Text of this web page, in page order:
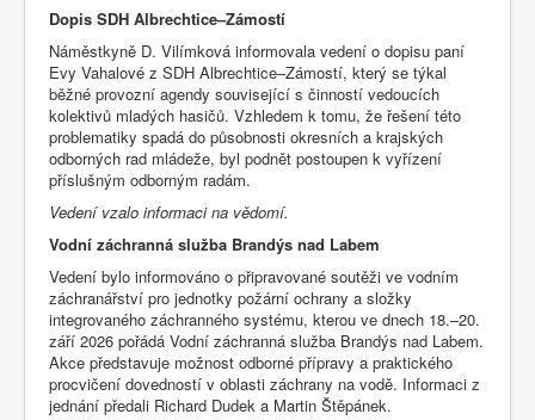
Dopis SDH Albrechtice–Zámostí
Náměstkyně D. Vilímková informovala vedení o dopisu paní
Evy Vahalové z SDH Albrechtice–Zámostí, který se týkal
běžné provozní agendy související s činností vedoucích
kolektivů mladých hasičů. Vzhledem k tomu, že řešení této
problematiky spadá do působnosti okresních a krajských
odborných rad mládeže, byl podnět postoupen k vyřízení
příslušným odborným radám.
Vedení vzalo informaci na vědomí.
Vodní záchranná služba Brandýs nad Labem
Vedení bylo informováno o připravované soutěži ve vodním
záchranářství pro jednotky požární ochrany a složky
integrovaného záchranného systému, kterou ve dnech 18.–20.
září 2026 pořádá Vodní záchranná služba Brandýs nad Labem.
Akce představuje možnost odborné přípravy a praktického
procvičení dovedností v oblasti záchrany na vodě. Informaci z
jednání předali Richard Dudek a Martin Štěpánek.